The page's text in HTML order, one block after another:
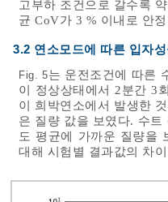
고부하 조건으로 갈수록
균 CoV가 3 % 이내로 안
3.2 연소모드에 따른 입자
Fig. 5는 운전조건에 따른
이 정상상태에서 2분간 3
이 희박연소에서 발생한
은 질량 값을 보였다. 수
도 평균에 가까운 질량을
대해 시험별 결과값의 차